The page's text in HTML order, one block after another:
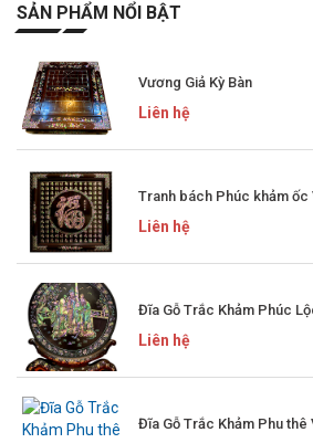
SẢN PHẨM NỔI BẬT
Vương Giả Kỳ Bàn
Liên hệ
Tranh bách Phúc khảm ốc
Liên hệ
Đĩa Gỗ Trắc Khảm Phúc
Liên hệ
Đĩa Gỗ Trắc Khảm Phu thê